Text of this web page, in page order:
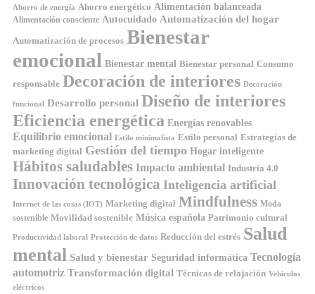
Ahorro de energía Ahorro energético Alimentación balanceada
Alimentación consciente Autocuidado Automatización del hogar
Automatización de procesos Bienestar
emocional Bienestar mental Bienestar personal Consumo
responsable Decoración de interiores Decoración
funcional Desarrollo personal Diseño de interiores
Eficiencia energética Energías renovables
Equilibrio emocional Estilo minimalista Estilo personal Estrategias de
marketing digital Gestión del tiempo Hogar inteligente
Hábitos saludables Impacto ambiental Industria 4.0
Innovación tecnológica Inteligencia artificial
Internet de las cosas (IOT) Marketing digital Mindfulness Moda
sostenible Movilidad sostenible Música española Patrimonio cultural
Productividad laboral Protección de datos Reducción del estrés Salud
mental Salud y bienestar Seguridad informática Tecnología
automotriz Transformación digital Técnicas de relajación Vehículos
eléctricos